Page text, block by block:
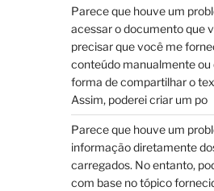
Parece que houve um
acessar o documento que
precisar que você me
conteúdo manualmente ou
forma de compartilhar o
Assim, poderei criar um po
Parece que houve um
informação diretamente
carregados. No entanto,
com base no tópico